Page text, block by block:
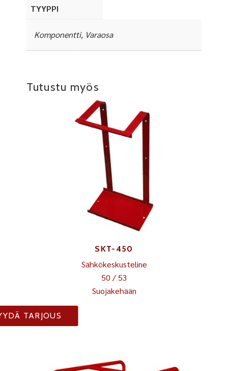
TYYPPI
Komponentti, Varaosa
Tutustu myös
SKT-450
Sähkökeskusteline
50 / 53
Suojakehään
TARJOUS